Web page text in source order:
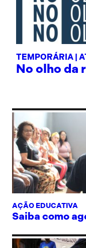
TEMPORÁRIA |
No olho da
AÇÃO EDUCATIVA
Saiba como